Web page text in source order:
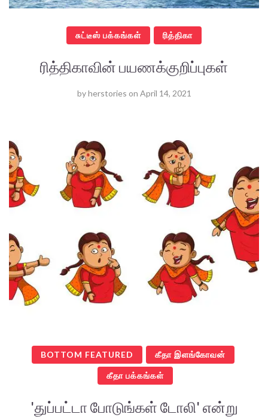
சுட்டீஸ் பக்கங்கள் ரித்திகா
ரித்திகாவின் பயணக்குறிப்புகள்
byherstories on April 14, 2021
BOTTOM FEATURED கீதா இளங்கோவன்
கீதா பக்கங்கள்
'துப்பட்டா போடுங்கள் டோலி' என்று